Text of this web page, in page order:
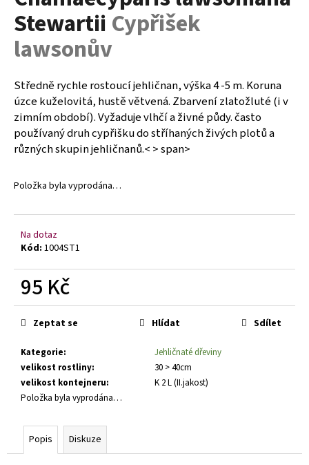
0,0
z
5
hvězdiček.
Stewartii Cypřišek
lawsonův
Středně rychle rostoucí jehličnan, výška 4 -5 m. Koruna
úzce kuželovitá, hustě větvená. Zbarvení zlatožluté (i v
zimním období). Vyžaduje vlhčí a živné půdy. často
používaný druh cypřišku do stříhaných živých plotů a
různých skupin jehličnanů.< > span>
Položka byla vyprodána…
Na dotaz
Kód: 1004ST1
95 Kč
Měrná
cena:
Kategorie:
Jehličnaté dřeviny
velikost rostliny:
30 > 40cm
velikost kontejneru:
K 2 L (II.jakost)
Položka byla vyprodána…
Zeptat se Hlídat Sdílet
Popis Diskuze
a
j
í
?
D
o
o
č
m
e
ECHINACEA
PURPUREA
MELLOW